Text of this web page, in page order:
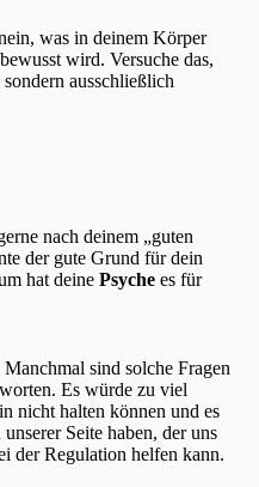
was in deinem Körper
wird. Versuche das,
ausschließlich
nach deinem „guten
der gute Grund für dein
hat deine Psychees für
Manchmal sind solche Fragen
Es würde zu viel
nicht halten können und es
Seite haben, der uns
der Regulation helfen kann.